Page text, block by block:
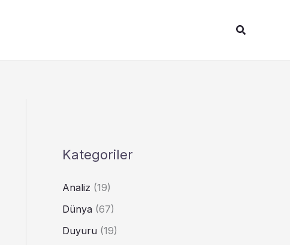
Arama
Kategoriler
Analiz (19)
Dünya (67)
Duyuru (19)